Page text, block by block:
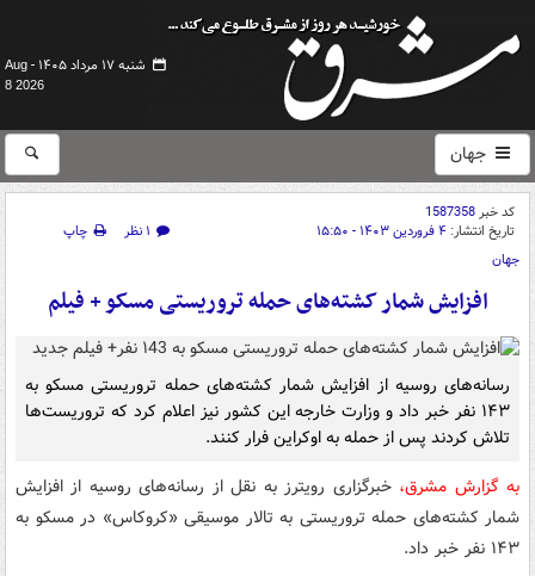
شنبه ۱۷ مرداد ۱۴۰۵ -
Aug
8 2026
جهان
کد خبر1587358
تاریخ انتشار: ۴ فروردین ۱۴۰۳ - ۱۵:۵۰ ۱ نظر
چاپ
جهان
افزایش شمار کشته‌های حمله تروریستی مسکو + فیلم
رسانه‌های روسیه از افزایش شمار کشته‌های حمله تروریستی مسکو به
۱۴۳ نفر خبر داد و وزارت خارجه این کشور نیز اعلام کرد که تروریست‌ها
تلاش کردند پس از حمله به اوکراین فرار کنند.
به گزارش مشرق، خبرگزاری رویترز به نقل از رسانه‌های روسیه از افزایش
شمار کشته‌های حمله تروریستی به تالار موسیقی «کروکاس» در مسکو به
۱۴۳ نفر خبر داد.